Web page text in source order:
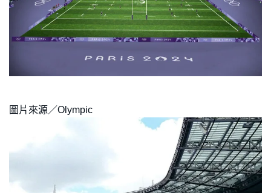
圖片來源／Olympic